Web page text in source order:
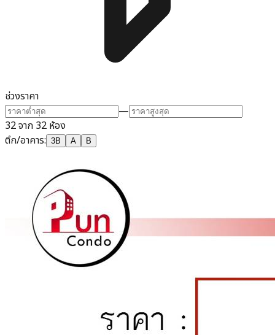
ช่วงราคา
—
32 จาก 32 ห้อง
ตึก/อาคาร: 3B A B